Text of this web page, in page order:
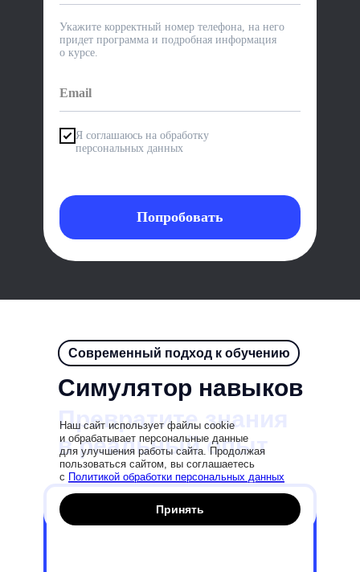
Укажите корректный номер телефона, на него
придет программа и подробная информация
о курсе.
Я соглашаюсь на обработку
персональных данных
Попробовать
Симулятор навыков
Превратите знания
в реальный опыт
Современный подход к обучению
Принять
Наш сайт использует файлы cookie
и обрабатывает персональные данные
для улучшения работы сайта. Продолжая
пользоваться сайтом, вы соглашаетесь
с Политикой обработки персональных данных